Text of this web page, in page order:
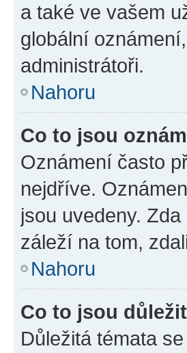
a také ve vašem
globální
administrátoři.
Nahoru
Co to jsou
Oznámení často
nejdříve.
jsou uvedeny.
záleží na tom,
Nahoru
Co to jsou
Důležitá témata